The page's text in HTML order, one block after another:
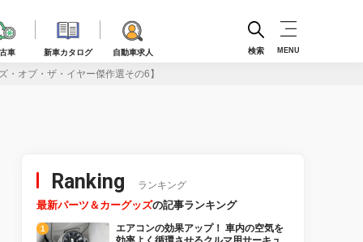
車 新車カタログ 自動車求人 検索 MENU
オブ・ザ・イヤー傑作選その6】
Ranking ランキング
最新パーツ＆カーグッズの記事ランキング
エアコンの効果アップ！ 車内の空気を